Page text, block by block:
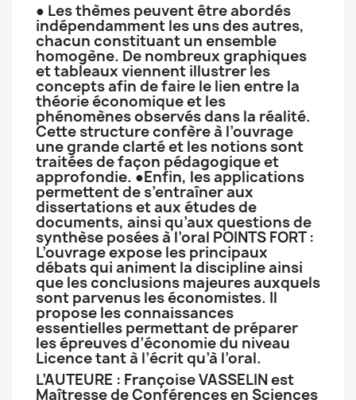
● Les thèmes peuvent être abordés
indépendamment les uns des autres,
chacun constituant un ensemble
homogène. De nombreux graphiques
et tableaux viennent illustrer les
concepts afin de faire le lien entre la
théorie économique et les
phénomènes observés dans la réalité.
Cette structure confère à l’ouvrage
une grande clarté et les notions sont
traitées de façon pédagogique et
approfondie. ●Enfin, les applications
permettent de s’entraîner aux
dissertations et aux études de
documents, ainsi qu’aux questions de
synthèse posées à l’oral POINTS FORT :
L’ouvrage expose les principaux
débats qui animent la discipline ainsi
que les conclusions majeures auxquels
sont parvenus les économistes. Il
propose les connaissances
essentielles permettant de préparer
les épreuves d’économie du niveau
Licence tant à l’écrit qu’à l’oral.
L’AUTEURE : Françoise VASSELIN est
Maîtresse de Conférences en Sciences